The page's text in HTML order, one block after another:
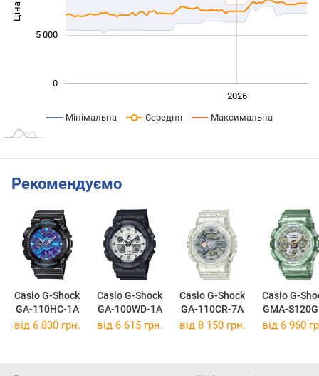
Ціна
0
5 000
2026
Мінімальна Середня Максимальна
Рекомендуємо
Casio G-Shock
GA-110HC-1A
Casio G-Shock
GA-100WD-1A
Casio G-Shock
GA-110CR-7A
Casio G-
GMA-
3A
від 6 830 грн. від 6 615 грн. від 8 150 грн. від 6 960